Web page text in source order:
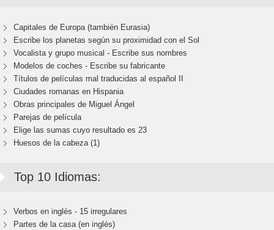
Capitales de Europa (también Eurasia)
Escribe los planetas según su proximidad con el Sol
Vocalista y grupo musical - Escribe sus nombres
Modelos de coches - Escribe su fabricante
Títulos de películas mal traducidas al español II
Ciudades romanas en Hispania
Obras principales de Miguel Ángel
Parejas de película
Elige las sumas cuyo resultado es 23
Huesos de la cabeza (1)
Top 10 Idiomas:
Verbos en inglés - 15 irregulares
Partes de la casa (en inglés)